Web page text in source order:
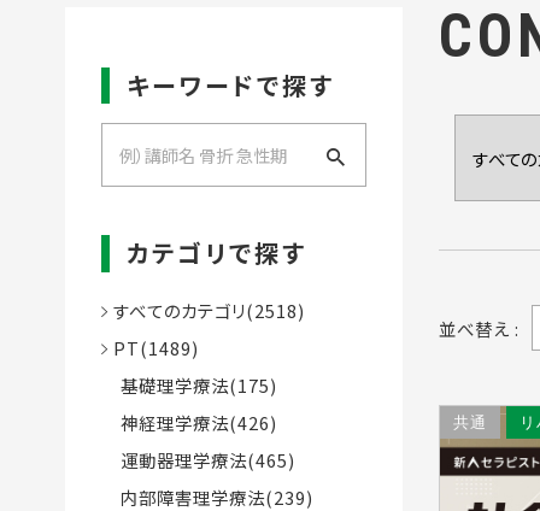
並べ替え :
共通
キーワードで探す
カテゴリで探す
すべてのカテゴリ(2518)
PT(1489)
基礎理学療法(175)
神経理学療法(426)
運動器理学療法(465)
内部障害理学療法(239)